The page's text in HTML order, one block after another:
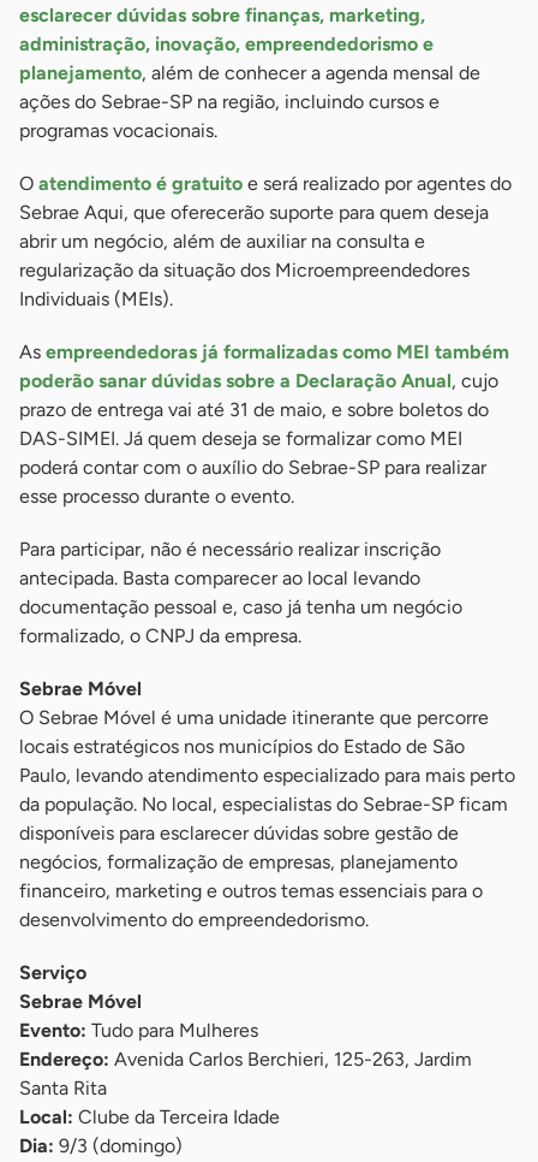
esclarecer dúvidas sobre finanças, marketing,
administração, inovação, empreendedorismo e
planejamento, além de conhecer a agenda mensal de
ações do Sebrae-SP na região, incluindo cursos e
programas vocacionais.
O atendimento é gratuito e será realizado por agentes do
Sebrae Aqui, que oferecerão suporte para quem deseja
abrir um negócio, além de auxiliar na consulta e
regularização da situação dos Microempreendedores
Individuais (MEIs).
As empreendedoras já formalizadas como MEI também
poderão sanar dúvidas sobre a Declaração Anual, cujo
prazo de entrega vai até 31 de maio, e sobre boletos do
DAS-SIMEI. Já quem deseja se formalizar como MEI
poderá contar com o auxílio do Sebrae-SP para realizar
esse processo durante o evento.
Para participar, não é necessário realizar inscrição
antecipada. Basta comparecer ao local levando
documentação pessoal e, caso já tenha um negócio
formalizado, o CNPJ da empresa.
Sebrae Móvel
O Sebrae Móvel é uma unidade itinerante que percorre
locais estratégicos nos municípios do Estado de São
Paulo, levando atendimento especializado para mais perto
da população. No local, especialistas do Sebrae-SP ficam
disponíveis para esclarecer dúvidas sobre gestão de
negócios, formalização de empresas, planejamento
financeiro, marketing e outros temas essenciais para o
desenvolvimento do empreendedorismo.
Serviço
Sebrae Móvel
Evento: Tudo para Mulheres
Endereço: Avenida Carlos Berchieri, 125-263, Jardim
Santa Rita
Local: Clube da Terceira Idade
Dia: 9/3 (domingo)